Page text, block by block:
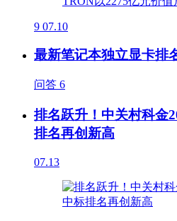
9 07.10
最新笔记本独立显卡排
问答 6
排名跃升！中关村科金
排名再创新高
07.13